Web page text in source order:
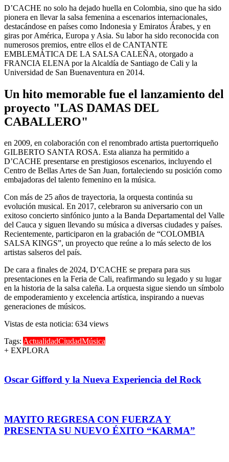
D’CACHE no solo ha dejado huella en Colombia, sino que ha sido
pionera en llevar la salsa femenina a escenarios internacionales,
destacándose en países como Indonesia y Emiratos Árabes, y en
giras por América, Europa y Asia. Su labor ha sido reconocida con
numerosos premios, entre ellos el de CANTANTE
EMBLEMÁTICA DE LA SALSA CALEÑA, otorgado a
FRANCIA ELENA por la Alcaldía de Santiago de Cali y la
Universidad de San Buenaventura en 2014.
Un hito memorable fue el lanzamiento del
proyecto "LAS DAMAS DEL
CABALLERO"
en 2009, en colaboración con el renombrado artista puertorriqueño
GILBERTO SANTA ROSA. Esta alianza ha permitido a
D’CACHE presentarse en prestigiosos escenarios, incluyendo el
Centro de Bellas Artes de San Juan, fortaleciendo su posición como
embajadoras del talento femenino en la música.
Con más de 25 años de trayectoria, la orquesta continúa su
evolución musical. En 2017, celebraron su aniversario con un
exitoso concierto sinfónico junto a la Banda Departamental del Valle
del Cauca y siguen llevando su música a diversas ciudades y países.
Recientemente, participaron en la grabación de “COLOMBIA
SALSA KINGS”, un proyecto que reúne a lo más selecto de los
artistas salseros del país.
De cara a finales de 2024, D’CACHE se prepara para sus
presentaciones en la Feria de Cali, reafirmando su legado y su lugar
en la historia de la salsa caleña. La orquesta sigue siendo un símbolo
de empoderamiento y excelencia artística, inspirando a nuevas
generaciones de músicos.
Vistas de esta noticia: 634 views
Tags: ActualidadCiudadMúsica
+ EXPLORA
Oscar Gifford y la Nueva Experiencia del Rock
MAYITO REGRESA CON FUERZA Y
PRESENTA SU NUEVO ÉXITO “KARMA”